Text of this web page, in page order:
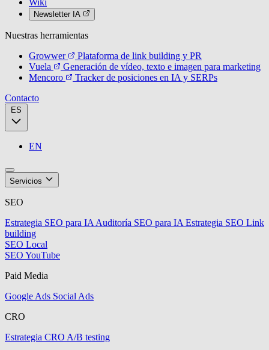
Wiki
Newsletter IA
Nuestras herramientas
Growwer
Plataforma de link building y PR
Vuela
Generación de vídeo, texto e imagen para marketing
Mencoro
Tracker de posiciones en IA y SERPs
Contacto
EN
Servicios
SEO
Estrategia SEO para IA Auditoría SEO para IA Estrategia SEO Link
building
SEO Local
SEO YouTube
Paid Media
Google Ads Social Ads
CRO
Estrategia CRO A/B testing